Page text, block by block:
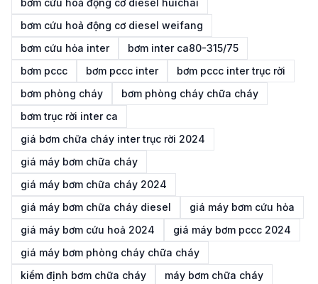
bơm cứu hoả động cơ diesel huichai
bơm cứu hoả động cơ diesel weifang
bơm cứu hỏa inter
bơm inter ca80-315/75
bơm pccc
bơm pccc inter
bơm pccc inter trục rời
bơm phòng cháy
bơm phòng cháy chữa cháy
bơm trục rời inter ca
giá bơm chữa cháy inter trục rời 2024
giá máy bơm chữa cháy
giá máy bơm chữa cháy 2024
giá máy bơm chữa cháy diesel
giá máy bơm cứu hỏa
giá máy bơm cứu hoả 2024
giá máy bơm pccc 2024
giá máy bơm phòng cháy chữa cháy
kiểm định bơm chữa cháy
máy bơm chữa cháy